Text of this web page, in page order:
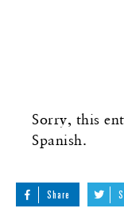
Sorry, this
Spanish.
Share